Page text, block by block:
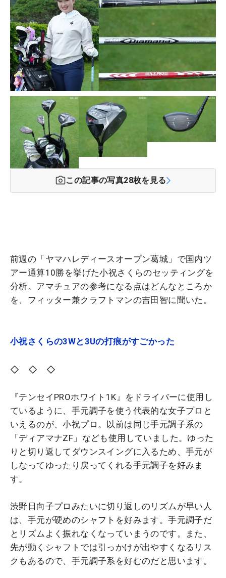
この記事の写真28枚を見る
前週の「ヤマハレディースオープン葛城」で国内ツ
アー通算10勝を挙げた小祝さくらのセッティングを
分析。アマチュアの参考になる点はどんなところか
を、フィッター兼クラフトマンの吉田智に聞いた。
小祝さくらの3Wと3Uの打痕がすごかった
◇ ◇ ◇
『テンセイPROホワイト1K』をドライバーに使用し
ているように、手元調子を使う代表的な女子プロと
いえるのが、小祝プロ。以前は同じ手元調子系の
「ディアマナZF」なども使用していました。ゆった
りと切り返してダウンスイングに入るため、手元が
しなってゆったり戻ってくれる手元調子を好みま
す。
渋野日向子プロみたいに切り返しのリズムが早い人
は、手元が硬めのシャフトを好みます。手元調子だ
とリズムよく振れなくなっていまうのです。また、
先が動くシャフトでは引っかけが出やすくなるリス
クもあるので、手元調子系を好むのだと思います。